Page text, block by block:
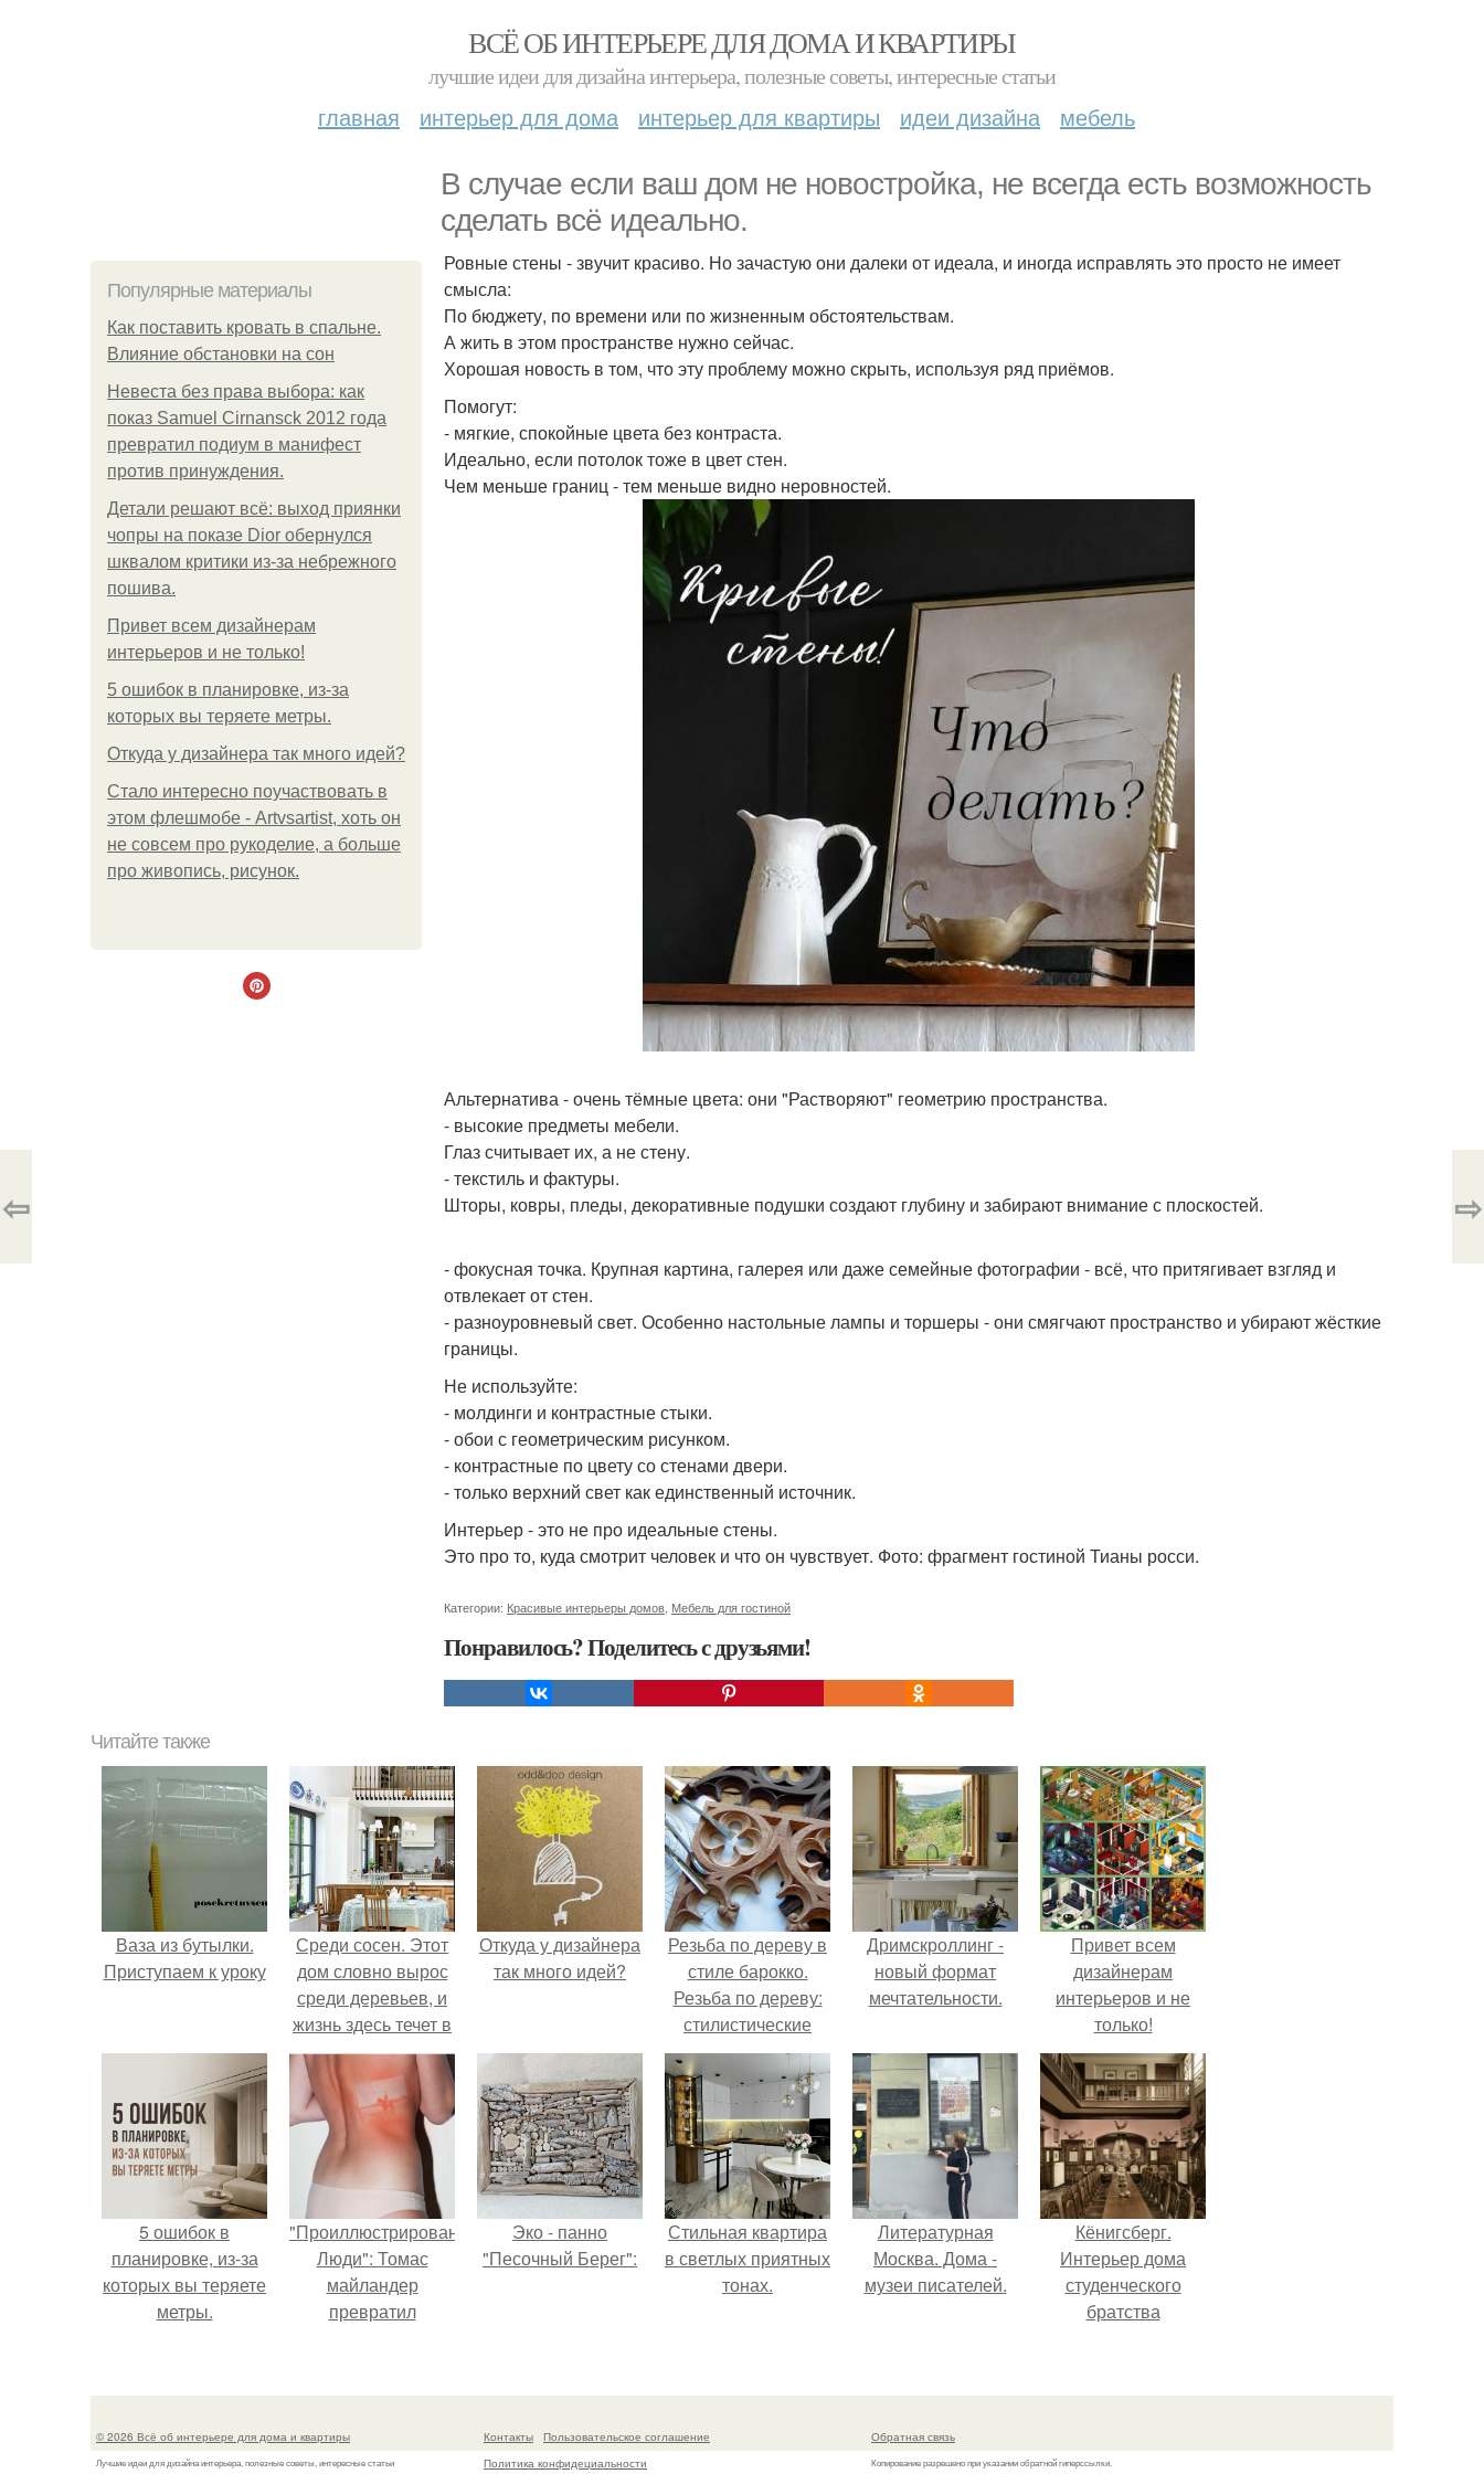
ВСЁ ОБ ИНТЕРЬЕРЕ ДЛЯ ДОМА И КВАРТИРЫ
лучшие идеи для дизайна интерьера, полезные советы, интересные статьи
главная интерьер для дома интерьер для квартиры идеи дизайна мебель
В случае если ваш дом не новостройка, не всегда есть возможность
сделать всё идеально.
Популярные материалы
Как поставить кровать в спальне.
Влияние обстановки на сон
Невеста без права выбора: как
показ Samuel Cirnansck 2012 года
превратил подиум в манифест
против принуждения.
Детали решают всё: выход приянки
чопры на показе Dior обернулся
шквалом критики из-за небрежного
пошива.
Привет всем дизайнерам
интерьеров и не только!
5 ошибок в планировке, из-за
которых вы теряете метры.
Откуда у дизайнера так много идей?
Стало интересно поучаствовать в
этом флешмобе - Artvsartist, хоть он
не совсем про рукоделие, а больше
про живопись, рисунок.
Ровные стены - звучит красиво. Но зачастую они далеки от идеала, и иногда исправлять это просто не имеет
смысла:
По бюджету, по времени или по жизненным обстоятельствам.
А жить в этом пространстве нужно сейчас.
Хорошая новость в том, что эту проблему можно скрыть, используя ряд приёмов.
Помогут:
- мягкие, спокойные цвета без контраста.
Идеально, если потолок тоже в цвет стен.
Чем меньше границ - тем меньше видно неровностей.
Альтернатива - очень тёмные цвета: они "Растворяют" геометрию пространства.
- высокие предметы мебели.
Глаз считывает их, а не стену.
- текстиль и фактуры.
Шторы, ковры, пледы, декоративные подушки создают глубину и забирают внимание с плоскостей.
- фокусная точка. Крупная картина, галерея или даже семейные фотографии - всё, что притягивает взгляд и
отвлекает от стен.
- разноуровневый свет. Особенно настольные лампы и торшеры - они смягчают пространство и убирают жёсткие
границы.
Не используйте:
- молдинги и контрастные стыки.
- обои с геометрическим рисунком.
- контрастные по цвету со стенами двери.
- только верхний свет как единственный источник.
Интерьер - это не про идеальные стены.
Это про то, куда смотрит человек и что он чувствует. Фото: фрагмент гостиной Тианы росси.
Категории: Красивые интерьеры домов Мебель для гостиной
Понравилось? Поделитесь с друзьями!
⇦ ⇨
Читайте также
Ваза из бутылки.
Приступаем к уроку
Среди сосен. Этот
дом словно вырос
среди деревьев, и
жизнь здесь течет в
собственном ритме
- спокойно, без
спешки и лишнего
шума.
Откуда у дизайнера
так много идей?
Резьба по дереву в
стиле барокко.
Резьба по дереву:
стилистические
направления и
характерные узоры.
Дримскроллинг -
новый формат
мечтательности.
Привет всем
дизайнерам
интерьеров и не
только!
5 ошибок в
планировке, из-за
которых вы теряете
метры.
"Проиллюстрированные
Люди": Томас
майландер
превратил
Эко - панно
"Песочный Берег":
Стильная квартира
в светлых приятных
тонах.
Литературная
Москва. Дома -
музеи писателей.
Кёнигсберг.
Интерьер дома
студенческого
братства
© 2026 Всё об интерьере для дома и квартиры
Лучшие идеи для дизайна интерьера, полезные советы, интересные статьи
Контакты
Пользовательское соглашение
Политика конфидециальности
Обратная связь
Копирование разрешено при указании обратной гиперссылки.